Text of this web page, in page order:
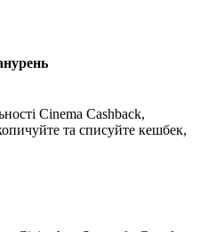
Cinema Cashback,
та списуйте кешбек,